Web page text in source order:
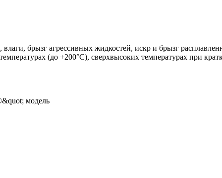
брызг агрессивных жидкостей, искр и брызг
(до +200°С), сверхвысоких температурах при
модель